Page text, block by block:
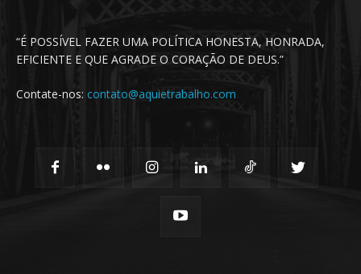
“É POSSÍVEL FAZER UMA POLÍTICA HONESTA, HONRADA,
EFICIENTE E QUE AGRADE O CORAÇÃO DE DEUS.”
Contate-nos: contato@aquietrabalho.com